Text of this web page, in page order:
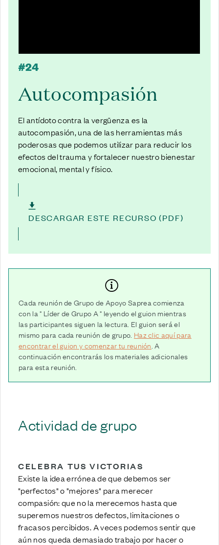
#24
Autocompasión
El antídoto contra la vergüenza es la
autocompasión, una de las herramientas más
poderosas que podemos utilizar para reducir los
efectos del trauma y fortalecer nuestro bienestar
emocional, mental y físico.
DESCARGAR ESTE RECURSO (PDF)
Cada reunión de Grupo de Apoyo Saprea comienza
con la " Líder de Grupo A " leyendo el guion mientras
las participantes siguen la lectura. El guion será el
mismo para cada reunión de grupo. Haz clic aquí para
encontrar el guion y comenzar tu reunión . A
continuación encontrarás los materiales adicionales
para esta reunión.
Actividad de grupo
CELEBRA TUS VICTORIAS
Existe la idea errónea de que debemos ser
"perfectos" o "mejores" para merecer
compasión: que no la merecemos hasta que
superemos nuestros defectos, limitaciones o
fracasos percibidos. A veces podemos sentir que
aún nos queda demasiado trabajo por hacer o